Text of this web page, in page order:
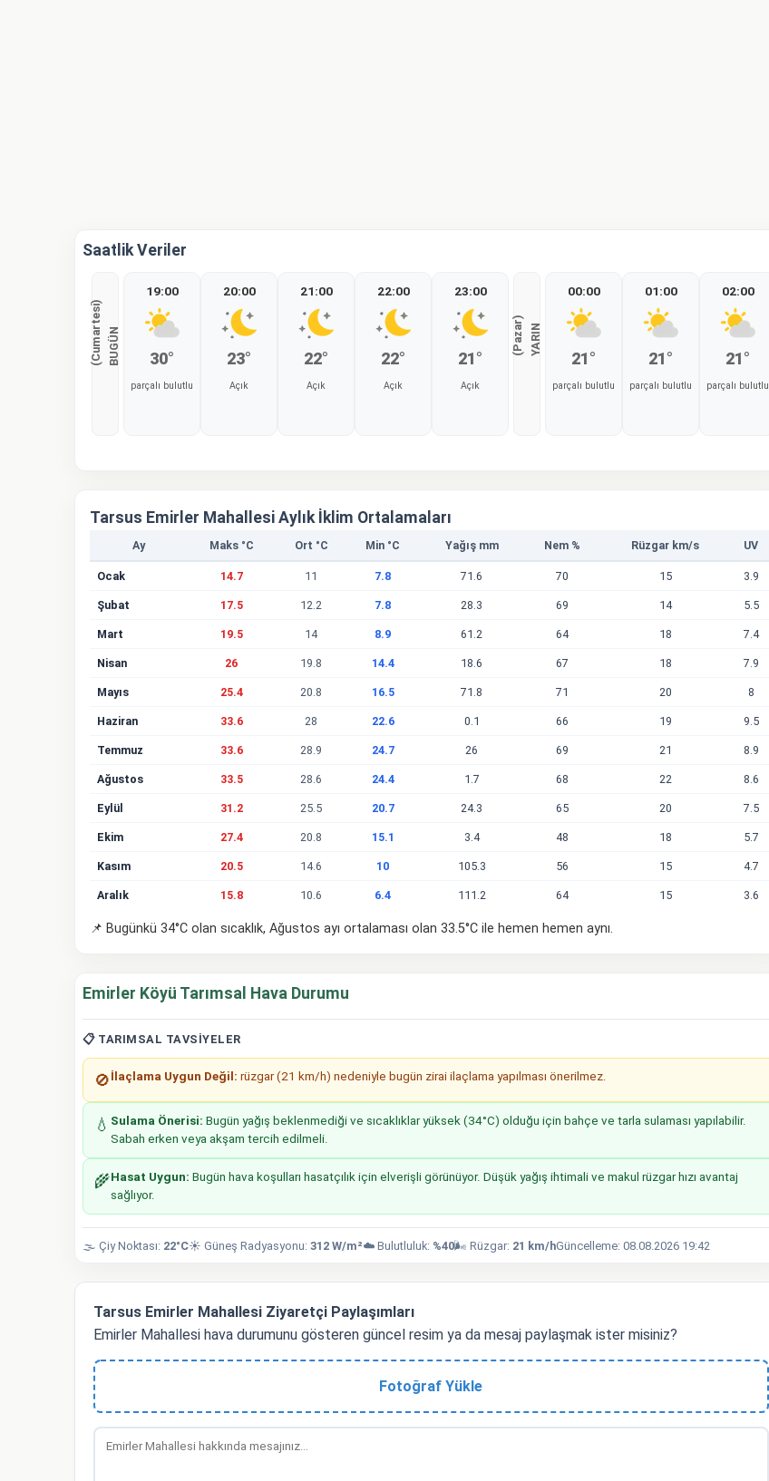
Saatlik Veriler
B
U
G
Ü
N
(
C
u
m
a
r
t
e
s
i
)
19:00
30°
parçalı bulutlu
20:00
23°
Açık
21:00
22°
Açık
22:00
22°
Açık
23:00
21°
Açık
Y
A
R
I
N
(
P
a
z
a
r
)
00:00
21°
parçalı bulutlu
01:00
21°
parçalı bulutlu
02:00
21°
parçalı bulutlu
Tarsus Emirler Mahallesi Aylık İklim Ortalamaları
Ay Maks °C Ort °C Min °C Yağış mm Nem % Rüzgar km/s UV
Ocak 14.7 11 7.8 71.6 70 15 3.9
Şubat 17.5 12.2 7.8 28.3 69 14 5.5
Mart 19.5 14 8.9 61.2 64 18 7.4
Nisan 26 19.8 14.4 18.6 67 18 7.9
Mayıs 25.4 20.8 16.5 71.8 71 20 8
Haziran 33.6 28 22.6 0.1 66 19 9.5
Temmuz 33.6 28.9 24.7 26 69 21 8.9
Ağustos 33.5 28.6 24.4 1.7 68 22 8.6
Eylül 31.2 25.5 20.7 24.3 65 20 7.5
Ekim 27.4 20.8 15.1 3.4 48 18 5.7
Kasım 20.5 14.6 10 105.3 56 15 4.7
Aralık 15.8 10.6 6.4 111.2 64 15 3.6
📌 Bugünkü 34°C olan sıcaklık, Ağustos ayı ortalaması olan 33.5°C ile hemen hemen aynı.
Emirler Köyü Tarımsal Hava Durumu
📋 TARIMSAL TAVSIYELER
🚫 İlaçlama Uygun Değil: rüzgar (21 km/h) nedeniyle bugün zirai ilaçlama yapılması önerilmez.
💧 Sulama Önerisi: Bugün yağış beklenmediği ve sıcaklıklar yüksek (34°C) olduğu için bahçe ve tarla sulaması yapılabilir.
Sabah erken veya akşam tercih edilmeli.
🌾Hasat Uygun: Bugün hava koşulları hasatçılık için elverişli görünüyor. Düşük yağış ihtimali ve makul rüzgar hızı avantaj
sağlıyor.
🌫️ Çiy Noktası: 22°C☀️ Güneş Radyasyonu: 312 W/m²☁️ Bulutluluk: %40🌬️ Rüzgar: 21 km/hGüncelleme: 08.08.2026 19:42
Tarsus Emirler Mahallesi Ziyaretçi Paylaşımları
Emirler Mahallesi hava durumunu gösteren güncel resim ya da mesaj paylaşmak ister misiniz?
Fotoğraf Yükle